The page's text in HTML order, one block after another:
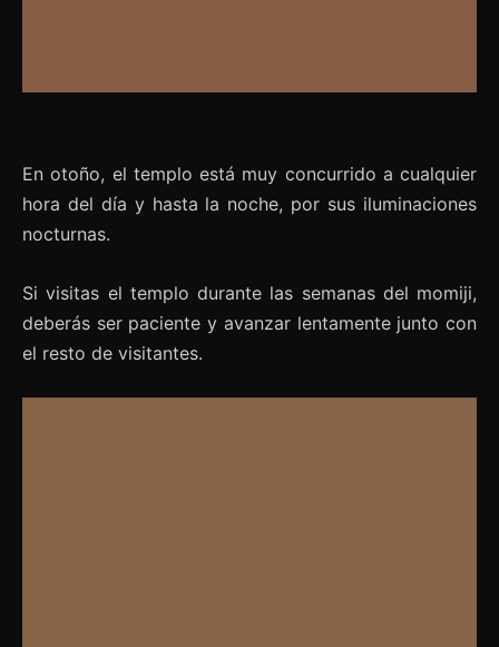
En otoño, el templo está muy concurrido a cualquier
hora del día y hasta la noche, por sus iluminaciones
nocturnas.
Si visitas el templo durante las semanas del momiji,
deberás ser paciente y avanzar lentamente junto con
el resto de visitantes.